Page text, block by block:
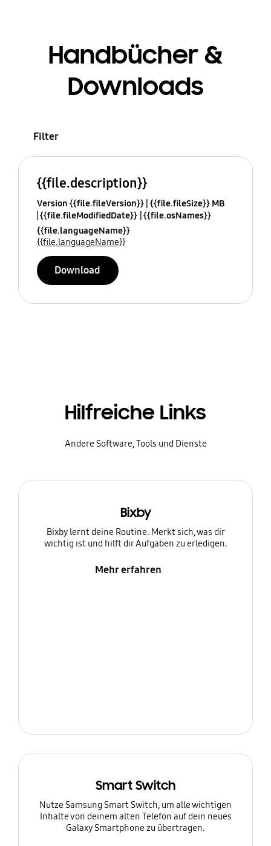
Handbücher &
Downloads
Filter
{{file.description}}
Version {{file.fileVersion}} {{file.fileSize}} MB
{{file.fileModifiedDate}} {{file.osNames}}
{{file.languageName}}
{{file.languageName}}
Download
Hilfreiche Links
Andere Software, Tools und Dienste
Bixby
Bixby lernt deine Routine. Merkt sich, was dir
wichtig ist und hilft dir Aufgaben zu erledigen.
Mehr erfahren
Smart Switch
Nutze Samsung Smart Switch, um alle wichtigen
Inhalte von deinem alten Telefon auf dein neues
Galaxy Smartphone zu übertragen.